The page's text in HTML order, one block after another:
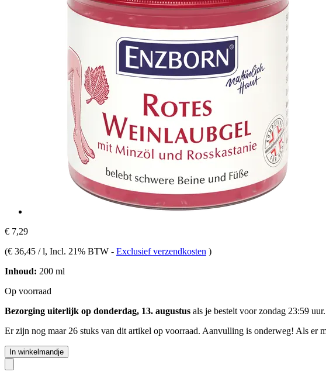
€ 7,29
(€ 36,45 / l, Incl. 21% BTW - Exclusief verzendkosten )
Inhoud: 200 ml
Op voorraad
Bezorging uiterlijk op donderdag, 13. augustus als je bestelt voorzondag 23:59 uur.
Er zijn nog maar 26 stuks van dit artikel op voorraad. Aanvulling is onderweg! Als er
In winkelmandje